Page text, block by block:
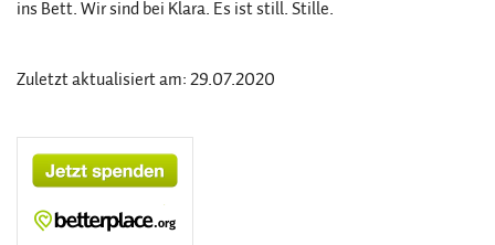
ins Bett. Wir sind bei Klara. Es ist still. Stille.
Zuletzt aktualisiert am: 29.07.2020